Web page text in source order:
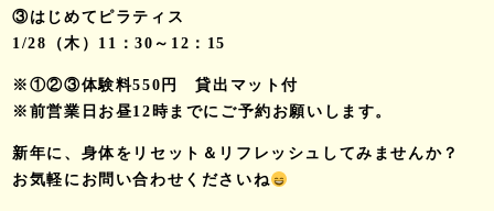
③はじめてピラティス
1/28（木）11：30～12：15
※①②③体験料550円 貸出マット付
※前営業日お昼12時までにご予約お願いします。
新年に、身体をリセット＆リフレッシュしてみませんか？
お気軽にお問い合わせくださいね